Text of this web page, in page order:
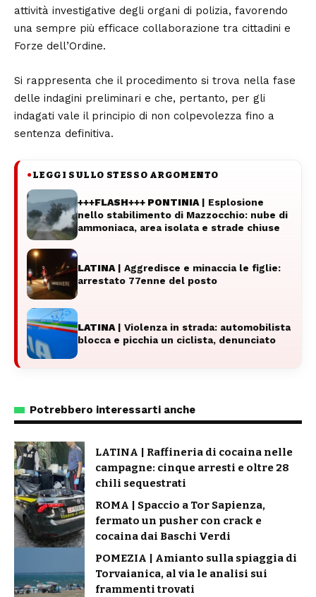
attività investigative degli organi di polizia, favorendo
una sempre più efficace collaborazione tra cittadini e
Forze dell’Ordine.
Si rappresenta che il procedimento si trova nella fase
delle indagini preliminari e che, pertanto, per gli
indagati vale il principio di non colpevolezza fino a
sentenza definitiva.
●LEGGI SULLO STESSO ARGOMENTO
+++FLASH+++ PONTINIA | Esplosione
nello stabilimento di Mazzocchio: nube di
ammoniaca, area isolata e strade chiuse
LATINA | Aggredisce e minaccia le figlie:
arrestato 77enne del posto
LATINA | Violenza in strada: automobilista
blocca e picchia un ciclista, denunciato
Potrebbero interessarti anche
LATINA | Raffineria di cocaina nelle
campagne: cinque arresti e oltre 28
chili sequestrati
ROMA | Spaccio a Tor Sapienza,
fermato un pusher con crack e
cocaina dai Baschi Verdi
POMEZIA | Amianto sulla spiaggia di
Torvaianica, al via le analisi sui
frammenti trovati